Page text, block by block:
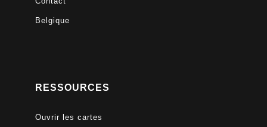
Belgique
RESSOURCES
Ouvrir les cartes